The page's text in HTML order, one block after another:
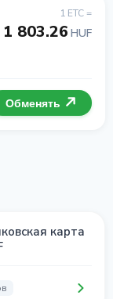
1 ETC =
1 803.26 HUF
Обменять
карта